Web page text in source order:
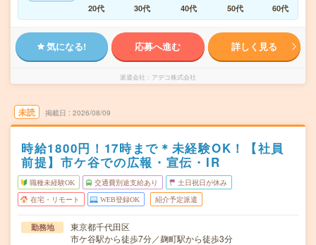
20代
30代 40代 50代 60代
気になる! 応募へ進む 詳しく見る
派遣会社 アデコ株式会社
未読 掲載日 2026/08/09
時給1800円！17時まで＊未経験OK！【社員
前提】市ケ谷での広報・宣伝・IR
職種未経験OK 交通費別途支給あり 土日祝日が休み
在宅・リモート WEB登録OK 紹介予定派遣
勤務地
東京都千代田区
市ケ谷駅から徒歩7分／麹町駅から徒歩3分